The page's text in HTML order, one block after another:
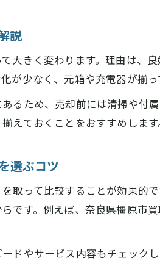
群町で活用するなら奈良県橿原
ド工具も奈良県橿原市買取大吉な
取の違いをしっかり比較しよう
リットを奈良県橿原市買取大吉
なら近くのツールオフと奈良県
くにある橿原市で便利な買取活用
説
大きく変わります。理由は、
少なく、元箱や充電器が揃っ
るため、売却前には清掃や付
えておくことをおすすめします
選ぶコツ
取って比較することが効果的
です。例えば、奈良県橿原市
ドやサービス内容もチェック